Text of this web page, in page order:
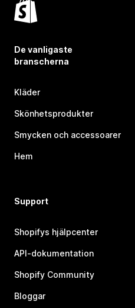
De vanligaste
branscherna
Kläder
Skönhetsprodukter
Smycken och accessoarer
Hem
Support
Shopifys hjälpcenter
API-dokumentation
Shopify Community
Bloggar